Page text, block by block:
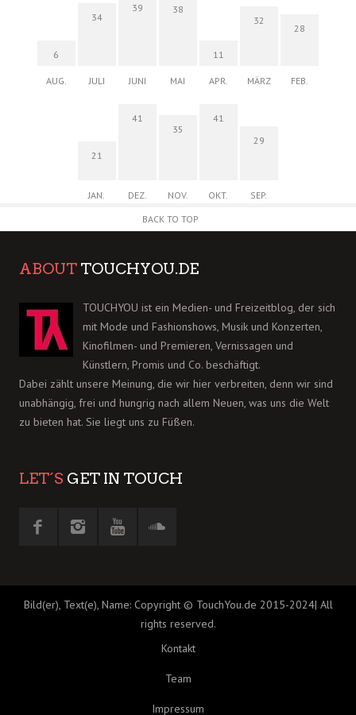
6
AUG.
34
JULI
39
JUNI
38
MAI
11
APR.
32
MÄRZ
28
FEB.
21
JAN.
41
DEZ.
35
NOV.
41
OKT.
29
SEP.
BACK TO TOP
ABOUT TOUCHYOU.DE
TOUCHYOU ist ein Medien- und Freizeitblog, der sich
mit Mode und Fashionshows, Musik und Konzerten,
Kinofilmen- und Premieren, Vernissagen und
Künstlern, Promis und Co. beschäftigt.
Dabei zählt unsere Meinung, die wir hier verbreiten, denn wir sind
unabhängig, frei und hungrig nach allem Neuen, was uns die Welt
zu bieten hat. Sie liegt uns zu Füßen.
LET´S GET IN TOUCH
Bild(er), Text(e), Name: Copyright © TouchYou.de 2015-2024| All
rights reserved.
Kontakt
Team
Impressum